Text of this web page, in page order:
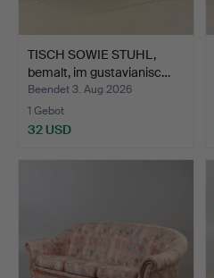
TISCH SOWIE STUHL,
bemalt, im gustavianisc…
Beendet 3. Aug 2026
1 Gebot
32 USD